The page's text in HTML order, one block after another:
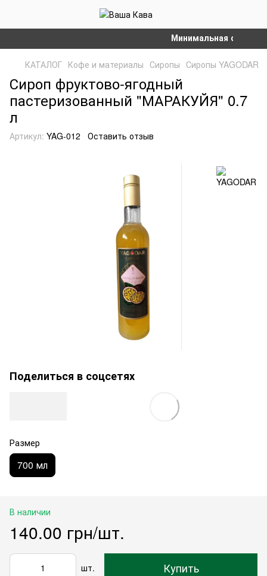
Минимальная сумма
КАТАЛОГ Кофе и материалы Сиропы Сиропы YAGODAR
Сироп фруктово-ягодный
пастеризованный "МАРАКУЙЯ" 0.7
л
Артикул: YAG-012 Оставить отзыв
Поделиться в соцсетях
Размер
700 мл
В наличии
140.00 грн/шт.
шт. Купить